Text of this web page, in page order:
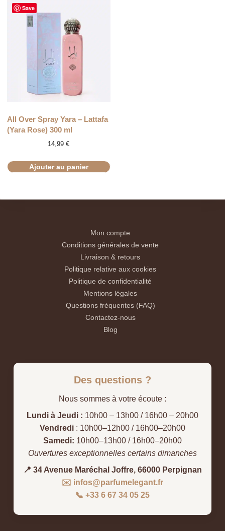
Save
All Over Spray Yara – Lattafa
(Yara Rose) 300 ml
14,99€
Ajouter au panier
Mon compte
Conditions générales de vente
Livraison & retours
Politique relative aux cookies
Politique de confidentialité
Mentions légales
Questions fréquentes (FAQ)
Contactez-nous
Blog
Des questions ?
Nous sommes à votre écoute :
Lundi à Jeudi : 10h00 – 13h00 / 16h00 – 20h00
Vendredi : 10h00–12h00 / 16h00–20h00
Samedi: 10h00–13h00 / 16h00–20h00
Ouvertures exceptionnelles certains dimanches
📍 34 Avenue Maréchal Joffre, 66000 Perpignan
✉️ infos@parfumelegant.fr
📞 +33 6 67 34 05 25